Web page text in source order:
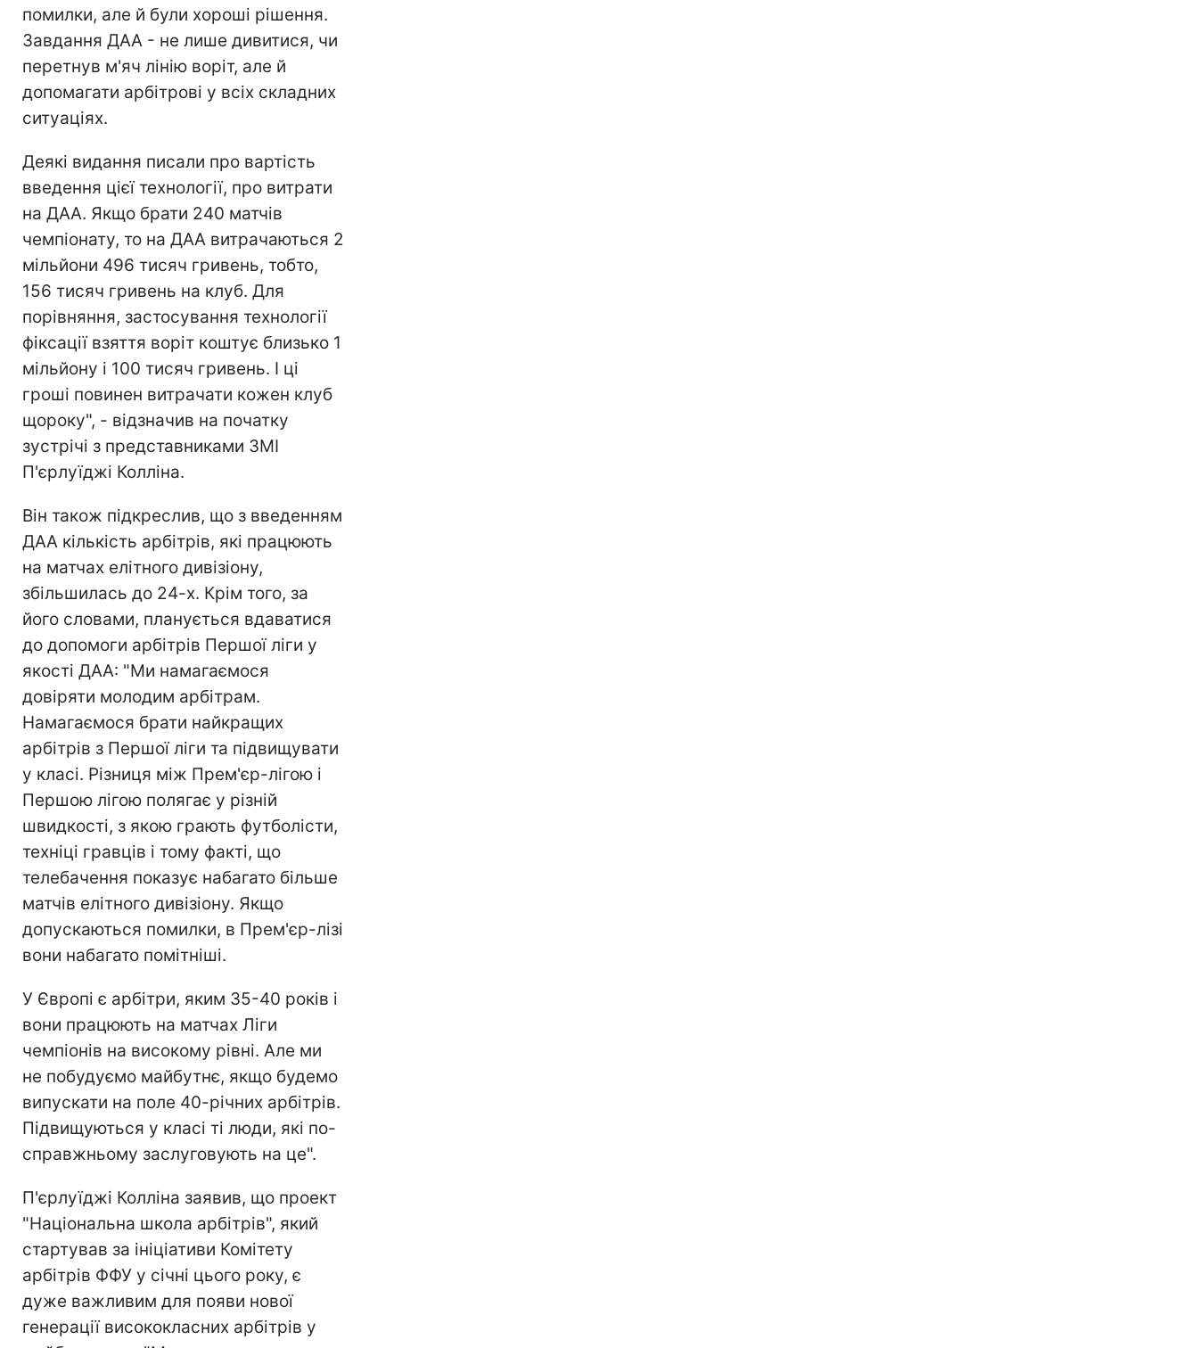
помилки, але й були хороші рішення.
Завдання ДАА - не лише дивитися, чи
перетнув м'яч лінію воріт, але й
допомагати арбітрові у всіх складних
ситуаціях.
Деякі видання писали про вартість
введення цієї технології, про витрати
на ДАА. Якщо брати 240 матчів
чемпіонату, то на ДАА витрачаються 2
мільйони 496 тисяч гривень, тобто,
156 тисяч гривень на клуб. Для
порівняння, застосування технології
фіксації взяття воріт коштує близько 1
мільйону і 100 тисяч гривень. І ці
гроші повинен витрачати кожен клуб
щороку", - відзначив на початку
зустрічі з представниками ЗМІ
П'єрлуїджі Колліна.
Він також підкреслив, що з введенням
ДАА кількість арбітрів, які працюють
на матчах елітного дивізіону,
збільшилась до 24-х. Крім того, за
його словами, планується вдаватися
до допомоги арбітрів Першої ліги у
якості ДАА: "Ми намагаємося
довіряти молодим арбітрам.
Намагаємося брати найкращих
арбітрів з Першої ліги та підвищувати
у класі. Різниця між Прем'єр-лігою і
Першою лігою полягає у різній
швидкості, з якою грають футболісти,
техніці гравців і тому факті, що
телебачення показує набагато більше
матчів елітного дивізіону. Якщо
допускаються помилки, в Прем'єр-лізі
вони набагато помітніші.
У Європі є арбітри, яким 35-40 років і
вони працюють на матчах Ліги
чемпіонів на високому рівні. Але ми
не побудуємо майбутнє, якщо будемо
випускати на поле 40-річних арбітрів.
Підвищуються у класі ті люди, які по-
справжньому заслуговують на це".
П'єрлуїджі Колліна заявив, що проект
"Національна школа арбітрів", який
стартував за ініціативи Комітету
арбітрів ФФУ у січні цього року, є
дуже важливим для появи нової
генерації висококласних арбітрів у